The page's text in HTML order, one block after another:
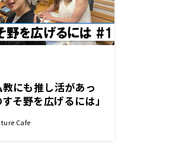
にも推し活があっ
そ野を広げるには」
Cafe